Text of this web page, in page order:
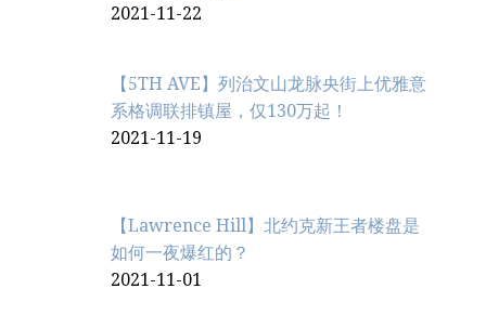
2021-11-22
【5TH AVE】列治文山龙脉央街上优雅意
系格调联排镇屋，仅130万起！
2021-11-19
【Lawrence Hill】北约克新王者楼盘是
如何一夜爆红的？
2021-11-01